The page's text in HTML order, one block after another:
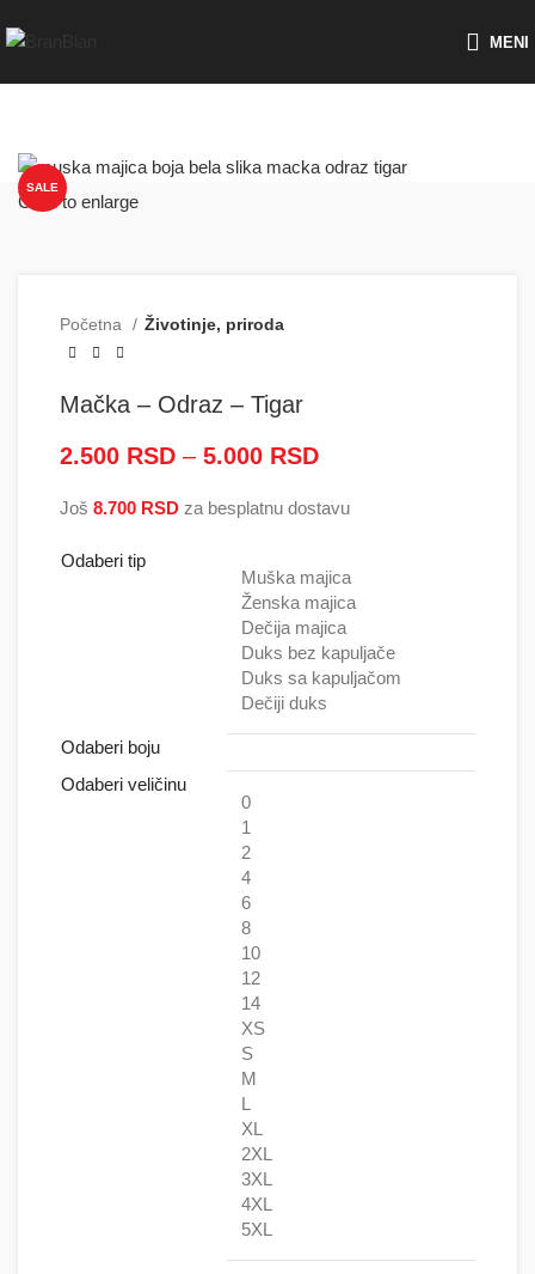
MENI
SALE
Click to enlarge
Početna Životinje, priroda
Mačka – Odraz – Tigar
2.500 RSD – 5.000 RSD
5.000 RSD
Još 8.700 RSD za besplatnu dostavu
Odaberi tip
Muška majica
Ženska majica
Dečija majica
Duks bez kapuljače
Duks sa kapuljačom
Dečiji duks
Odaberi boju
Odaberi veličinu
0
1
2
4
6
8
10
12
14
XS
S
M
L
XL
2XL
3XL
4XL
5XL
Besplatna dostava za porudžbine preko